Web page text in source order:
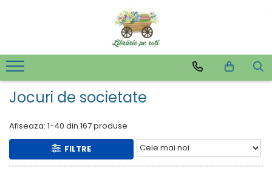
Jocuri de societate
Afiseaza: 1-40 din 167produse
FILTRE